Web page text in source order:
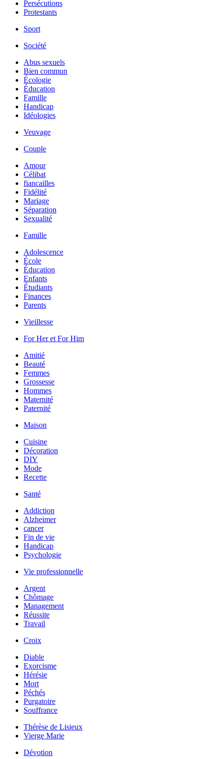
Persécutions
Protestants
Sport
Société
Abus sexuels
Bien commun
Écologie
Éducation
Famille
Handicap
Idéologies
Veuvage
Couple
Amour
Célibat
fiancailles
Fidélité
Mariage
Séparation
Sexualité
Famille
Adolescence
École
Éducation
Enfants
Étudiants
Finances
Parents
Vieillesse
For Her et For Him
Amitié
Beauté
Femmes
Grossesse
Hommes
Maternité
Paternité
Maison
Cuisine
Décoration
DIY
Mode
Recette
Santé
Addiction
Alzheimer
cancer
Fin de vie
Handicap
Psychologie
Vie professionnelle
Argent
Chômage
Management
Réussite
Travail
Croix
Diable
Exorcisme
Hérésie
Mort
Péchés
Purgatoire
Souffrance
Thérèse de Lisieux
Vierge Marie
Dévotion